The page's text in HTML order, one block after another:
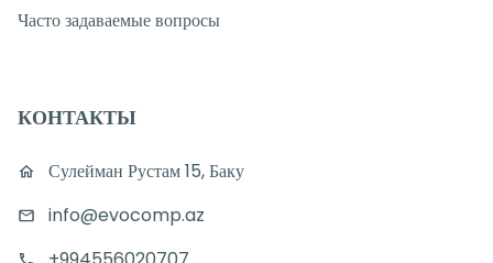
Часто задаваемые вопросы
КОНТАКТЫ
Сулейман Рустам 15, Баку
info@evocomp.az